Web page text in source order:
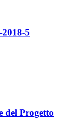
5
del Progetto